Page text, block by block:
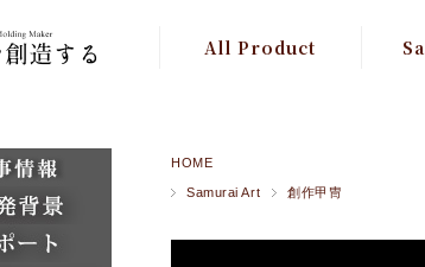
All Product
Samurai Art
HOME
Samurai Art 創作甲冑